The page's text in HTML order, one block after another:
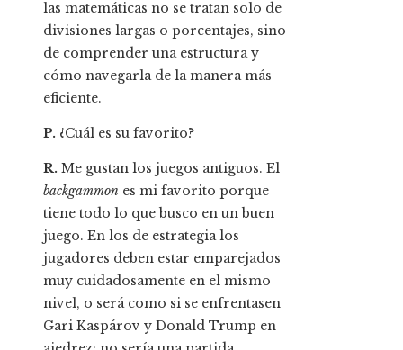
las matemáticas no se tratan solo de
divisiones largas o porcentajes, sino
de comprender una estructura y
cómo navegarla de la manera más
eficiente.
P. ¿Cuál es su favorito?
R. Me gustan los juegos antiguos. El
backgammon es mi favorito porque
tiene todo lo que busco en un buen
juego. En los de estrategia los
jugadores deben estar emparejados
muy cuidadosamente en el mismo
nivel, o será como si se enfrentasen
Gari Kaspárov y Donald Trump en